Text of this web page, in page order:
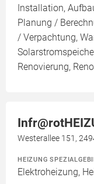
Installation,
Planung /
/ Verpachtung,
Renovierung,
Westerallee 151,
HEIZUNG
Elektroheizung,